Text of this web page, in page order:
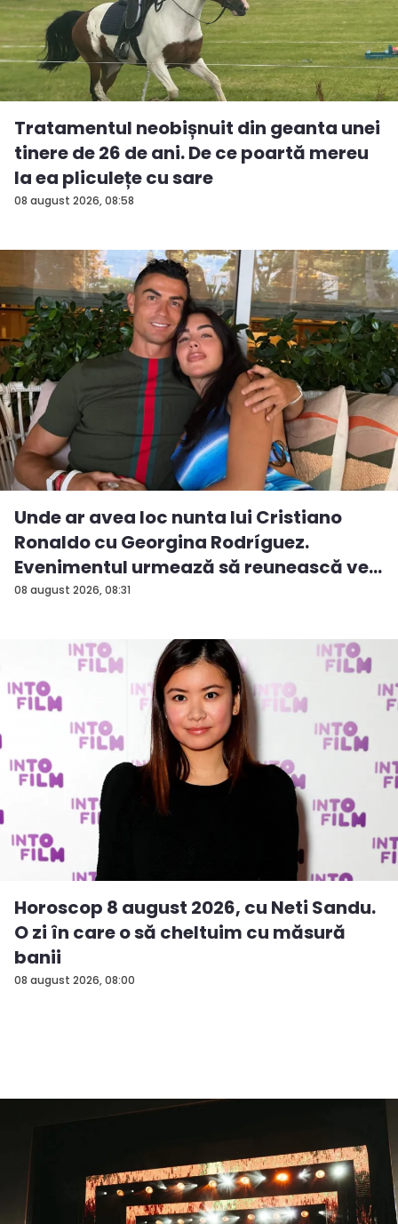
08 august 2026, 08:58
Tratamentul neobișnuit din geanta unei
tinere de 26 de ani. De ce poartă mereu
la ea pliculețe cu sare
08 august 2026, 08:31
Unde ar avea loc nunta lui Cristiano
Ronaldo cu Georgina Rodríguez.
Evenimentul urmează să reunească ve...
08 august 2026, 08:00
Horoscop 8 august 2026, cu Neti Sandu.
O zi în care o să cheltuim cu măsură
banii